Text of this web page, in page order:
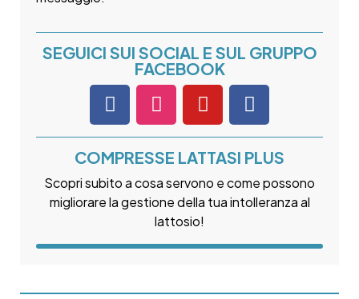
SEGUICI SUI SOCIAL E SUL GRUPPO
FACEBOOK
COMPRESSE LATTASI PLUS
Scopri subito a cosa servono e come possono
migliorare la gestione della tua intolleranza al
lattosio!